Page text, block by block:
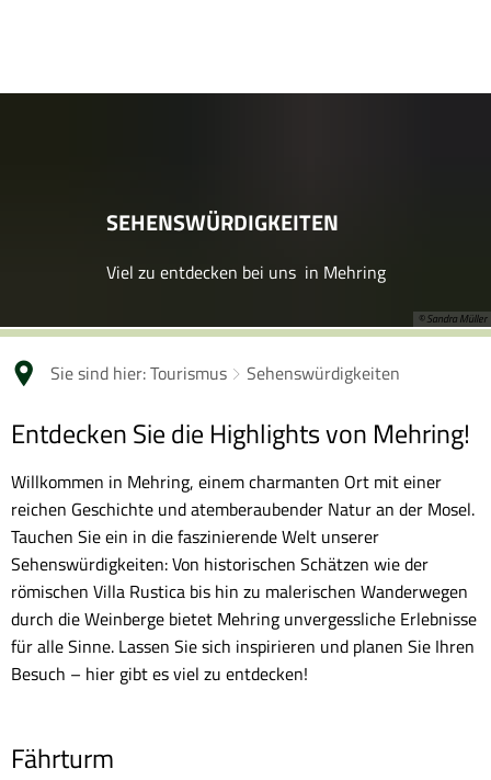
© Sandra Müller
SEHENSWÜRDIGKEITEN
Viel zu entdecken bei uns in Mehring
Sie sind hier:Tourismus Sehenswürdigkeiten
Sehenswürdigkeiten
Entdecken Sie die Highlights von Mehring!
Willkommen in Mehring, einem charmanten Ort mit einer
reichen Geschichte und atemberaubender Natur an der Mosel.
Tauchen Sie ein in die faszinierende Welt unserer
Sehenswürdigkeiten: Von historischen Schätzen wie der
römischen Villa Rustica bis hin zu malerischen Wanderwegen
durch die Weinberge bietet Mehring unvergessliche Erlebnisse
für alle Sinne. Lassen Sie sich inspirieren und planen Sie Ihren
Besuch – hier gibt es viel zu entdecken!
Fährturm